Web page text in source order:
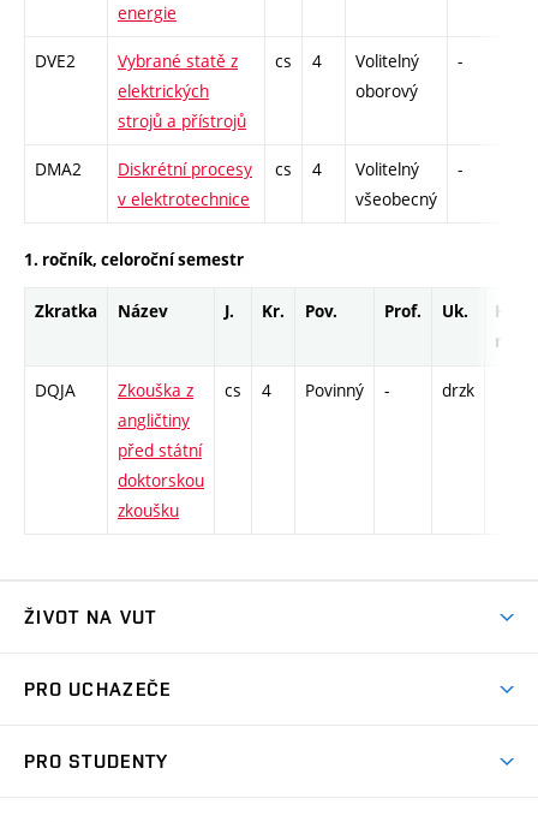
energie
DVE2
Vybrané statě z
elektrických
strojů a přístrojů
cs 4
Volitelný
oborový
-
DMA2
Diskrétní procesy
v elektrotechnice
cs 4
Volitelný
všeobecný
-
1. ročník, celoroční semestr
Zkratka Název J. Kr. Pov. Prof. Uk.
Hod.
DQJA
Zkouška z
angličtiny
před státní
doktorskou
zkoušku
cs 4 Povinný - drzk
ŽIVOT NA VUT
Koleje
PRO UCHAZEČE
PRO STUDENTY